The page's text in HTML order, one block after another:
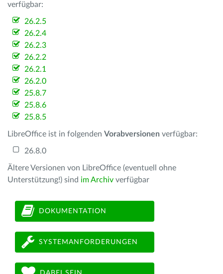
verfügbar:
26.2.5
26.2.4
26.2.3
26.2.2
26.2.1
26.2.0
25.8.7
25.8.6
25.8.5
LibreOffice ist in folgenden Vorabversionen verfügbar:
26.8.0
Ältere Versionen von LibreOffice (eventuell ohne
Unterstützung!) sind im Archiv verfügbar
DOKUMENTATION
SYSTEMANFORDERUNGEN